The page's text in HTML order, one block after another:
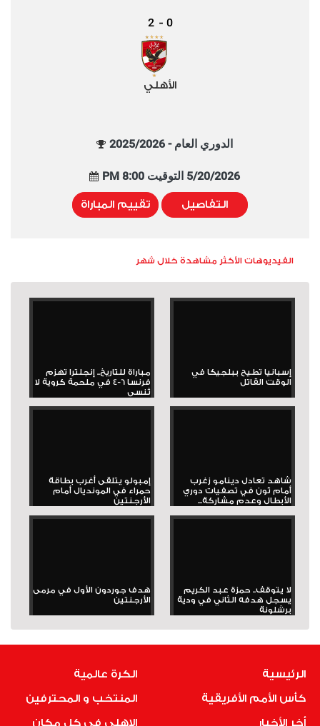
0
-
2
الأهلي
الدوري العام - 2025/2026
5/20/2026 التوقيت 8:00 PM
التفاصيل تقييم المباراة
الفيديوهات الأكثر مشاهدة خلال شهر
إسبانيا تطيح ببلجيكا في
الوقت القاتل
مباراة للتاريخ.. إنجلترا تهزم
فرنسا 6-4 في ملحمة كروية لا
تُنسى
شاهد تعادل دينامو زغرب
أمام ثون في تصفيات دوري
الأبطال وعدم مشاركة...
إمبولو يتلقى أغرب بطاقة
حمراء في المونديال أمام
الأرجنتين
لا يتوقف.. حمزة عبد الكريم
يسجل هدفه الثاني في ودية
برشلونة
هدف جوردون الأول في مرمى
الأرجنتين
الرئيسية
كأس الأمم الأفريقية
أخر الأخبار
الكرة عالمية
المنتخب و المحترفين
الاهلى فى كل مكان